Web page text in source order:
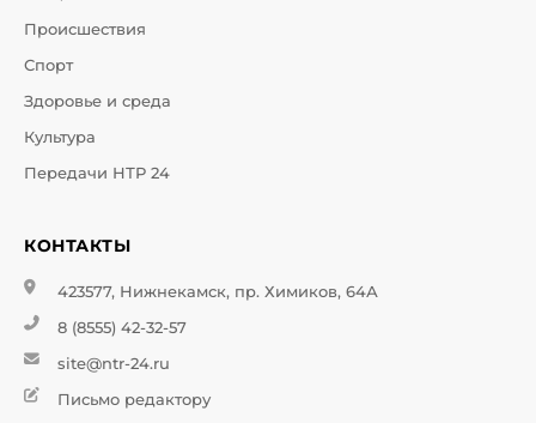
Происшествия
Спорт
Здоровье и среда
Культура
Передачи НТР 24
КОНТАКТЫ
423577, Нижнекамск, пр. Химиков, 64А
8 (8555) 42-32-57
site@ntr-24.ru
Письмо редактору